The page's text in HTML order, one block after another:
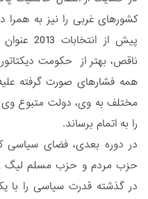
کشورهای غربی را نیز به
پیش از
ناقص، بهتر از حکومت
همه فشارهای صورت گرفته
را به اتمام برساند.
در دوره بعدی، فضای سیاسی
حزب مردم و حزب مسلم لیگ
در گذشته قدرت سیاسی را با